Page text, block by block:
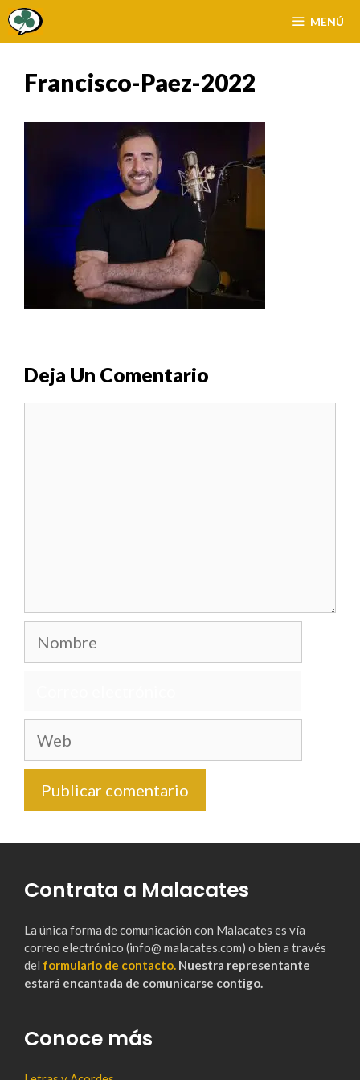
Saltar
MENÚ
Francisco-Paez-2022
Deja Un Comentario
Nombre
Web
Contrata a Malacates
La única forma de comunicación con Malacates es vía
correo electrónico (info@ malacates.com) o bien a través
del formulario de contacto. Nuestra representante
estará encantada de comunicarse contigo.
Conoce más